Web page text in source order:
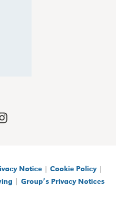
Notice | Cookie Policy|
| Group’s Privacy Notices